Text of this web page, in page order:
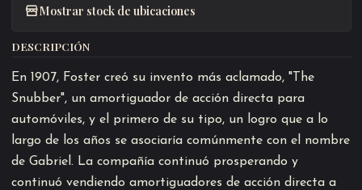
Mostrar stock de ubicaciones
DESCRIPCIÓN
En 1907, Foster creó su invento más aclamado, "The
Snubber", un amortiguador de acción directa para
automóviles, y el primero de su tipo, un logro que a lo
largo de los años se asociaría comúnmente con el nombre
de Gabriel. La compañía continuó prosperando y
continuó vendiendo amortiguadores de acción directa a